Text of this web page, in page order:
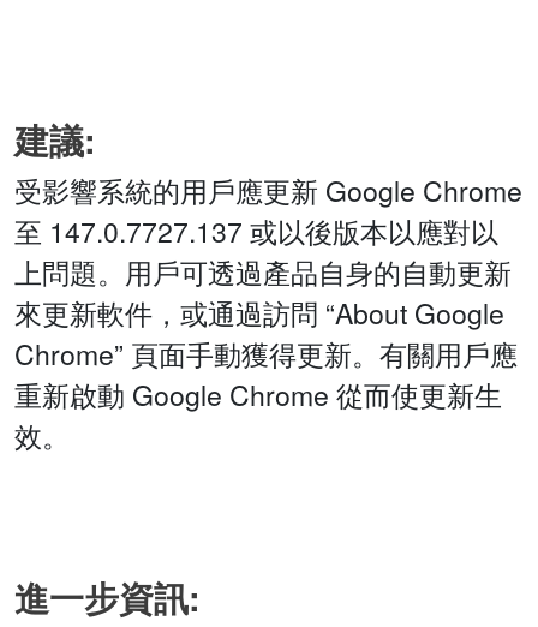
建議:
受影響系統的用戶應更新 Google Chrome
至 147.0.7727.137 或以後版本以應對以
上問題。用戶可透過產品自身的自動更新
來更新軟件，或通過訪問 “About Google
Chrome” 頁面手動獲得更新。有關用戶應
重新啟動 Google Chrome 從而使更新生
效。
進一步資訊: